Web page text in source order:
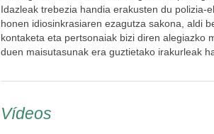
Idazleak trebezia handia erakusten du polizia-
honen idiosinkrasiaren ezagutza sakona, aldi
kontaketa eta pertsonaiak bizi diren alegiazko
duen maisutasunak era guztietako irakurleak
Vídeos